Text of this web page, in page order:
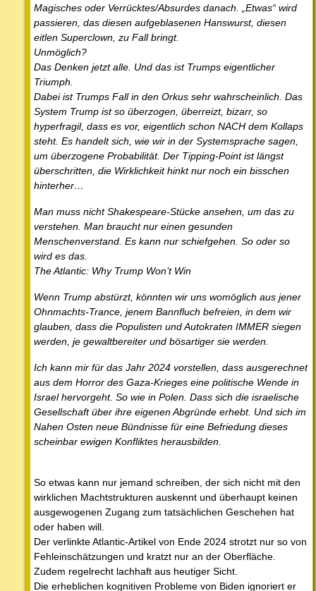
Magisches oder Verrücktes/Absurdes danach. „Etwas“ wird
passieren, das diesen aufgeblasenen Hanswurst, diesen
eitlen Superclown, zu Fall bringt.
Unmöglich?
Das Denken jetzt alle. Und das ist Trumps eigentlicher
Triumph.
Dabei ist Trumps Fall in den Orkus sehr wahrscheinlich. Das
System Trump ist so überzogen, überreizt, bizarr, so
hyperfragil, dass es vor, eigentlich schon NACH dem Kollaps
steht. Es handelt sich, wie wir in der Systemsprache sagen,
um überzogene Probabilität. Der Tipping-Point ist längst
überschritten, die Wirklichkeit hinkt nur noch ein bisschen
hinterher…
Man muss nicht Shakespeare-Stücke ansehen, um das zu
verstehen. Man braucht nur einen gesunden
Menschenverstand. Es kann nur schiefgehen. So oder so
wird es das.
The Atlantic: Why Trump Won’t Win
Wenn Trump abstürzt, könnten wir uns womöglich aus jener
Ohnmachts-Trance, jenem Bannfluch befreien, in dem wir
glauben, dass die Populisten und Autokraten IMMER siegen
werden, je gewaltbereiter und bösartiger sie werden.
Ich kann mir für das Jahr 2024 vorstellen, dass ausgerechnet
aus dem Horror des Gaza-Krieges eine politische Wende in
Israel hervorgeht. So wie in Polen. Dass sich die israelische
Gesellschaft über ihre eigenen Abgründe erhebt. Und sich im
Nahen Osten neue Bündnisse für eine Befriedung dieses
scheinbar ewigen Konfliktes herausbilden.
So etwas kann nur jemand schreiben, der sich nicht mit den
wirklichen Machtstrukturen auskennt und überhaupt keinen
ausgewogenen Zugang zum tatsächlichen Geschehen hat
oder haben will.
Der verlinkte Atlantic-Artikel von Ende 2024 strotzt nur so von
Fehleinschätzungen und kratzt nur an der Oberfläche.
Zudem regelrecht lachhaft aus heutiger Sicht.
Die erheblichen kognitiven Probleme von Biden ignoriert er